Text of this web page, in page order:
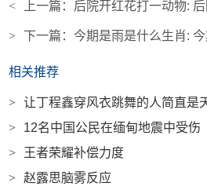
< 上一篇： 后院开红花打一动物:
> 下一篇：今期是雨是什么生肖:
相关推荐
>
让丁程鑫穿风衣跳舞的人简直是
>
12名中国公民在缅甸地震中受伤
>
王者荣耀补偿力度
>
赵露思脑雾反应